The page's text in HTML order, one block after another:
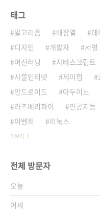
태그
알고리즘 배장열 데
디자인
개발자 서평
머신러닝
자바스크립트
사물인터넷
제이펍
안드로이드
아두이노
라즈베리파이
인공지능
이벤트
리눅스
더보기
전체 방문자
오늘
어제